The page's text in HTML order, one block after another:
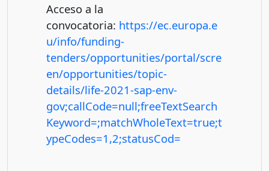
Acceso a la
convocatoria: https://ec.europa.e
u/info/funding-
tenders/opportunities/portal/scre
en/opportunities/topic-
details/life-2021-sap-env-
gov;callCode=null;freeTextSearch
Keyword=;matchWholeText=true;t
ypeCodes=1,2;statusCod=